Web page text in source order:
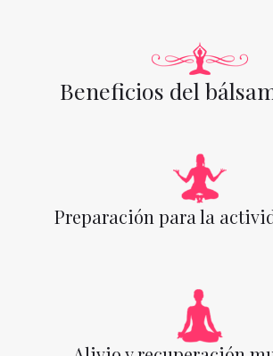
Beneficios del
Preparación para la